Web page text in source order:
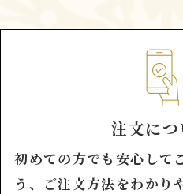
注文につ
初めての方でも安心して
う、ご注文方法をわかり